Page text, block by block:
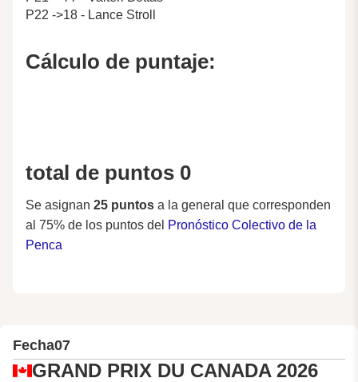
P22 ->18 - Lance Stroll
Cálculo de puntaje:
total de puntos 0
Se asignan 25 puntos a la general que corresponden
al 75% de los puntos del Pronóstico Colectivo de la
Penca
Fecha07
GRAND PRIX DU CANADA 2026